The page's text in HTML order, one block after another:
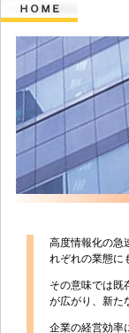
高度情報化の急
れぞれの業態に
その意味では既
が広がり、新た
企業の経営効率